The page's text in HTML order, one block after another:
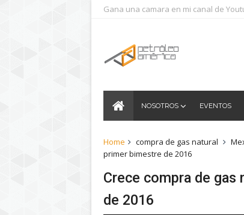
Gana una camara en mi canal de
NOSOTROS EVENTOS
Home compra de gas natural
primer bimestre de 2016
Crece compra de
de 2016